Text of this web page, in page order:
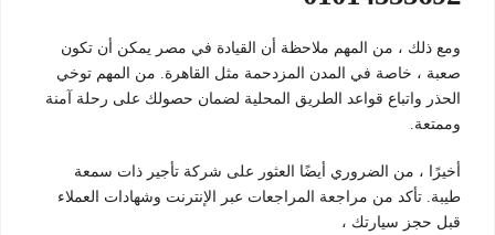
ومع ذلك ، من المهم ملاحظة أن القيادة في مصر يمكن أن تكون
صعبة ، خاصة في المدن المزدحمة مثل القاهرة. من المهم توخي
الحذر واتباع قواعد الطريق المحلية لضمان حصولك على رحلة آمنة
وممتعة.
أخيرًا ، من الضروري أيضًا العثور على شركة تأجير ذات سمعة
طيبة. تأكد من مراجعة المراجعات عبر الإنترنت وشهادات العملاء
قبل حجز سيارتك ،